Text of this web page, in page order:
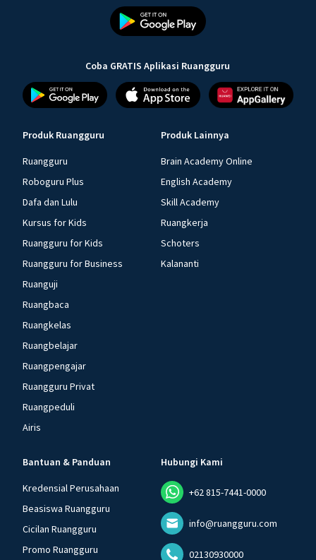
Coba GRATIS Aplikasi Ruangguru
Produk Ruangguru
Ruangguru
Roboguru Plus
Dafa dan Lulu
Kursus for Kids
Ruangguru for Kids
Ruangguru for Business
Ruanguji
Ruangbaca
Ruangkelas
Ruangbelajar
Ruangpengajar
Ruangguru Privat
Ruangpeduli
Airis
Produk Lainnya
Brain Academy Online
English Academy
Skill Academy
Ruangkerja
Schoters
Kalananti
Bantuan & Panduan
Kredensial Perusahaan
Beasiswa Ruangguru
Cicilan Ruangguru
Promo Ruangguru
Hubungi Kami
+62 815-7441-0000
info@ruangguru.com
02130930000